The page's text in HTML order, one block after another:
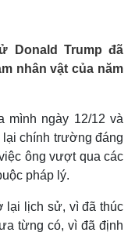
Donald Trump đã
nhân vật của năm
mình ngày 12/12 và
chính trường đáng
ông vượt qua các
pháp lý.
lại lịch sử, vì đã thúc
từng có, vì đã định